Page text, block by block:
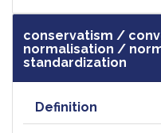
conservatism /
normalisation /
standardization
Definition